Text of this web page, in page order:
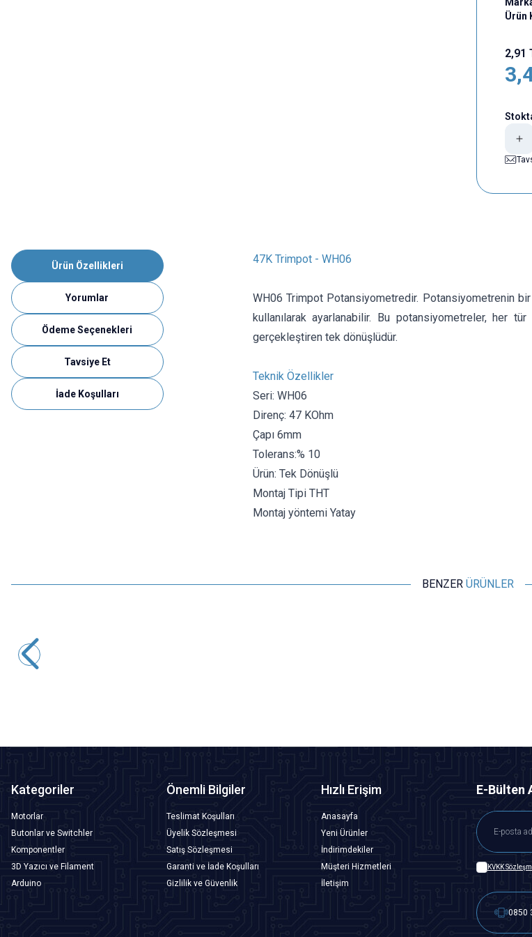
Ürün
2,91
Ürün Özellikleri
Yorumlar
Ödeme Seçenekleri
Tavsiye Et
İade Koşulları
47K Trimpot - WH06
WH06 Trimpot Potansiyometredir. Potansiyometrenin
kullanılarak ayarlanabilir. Bu potansiyometreler, her
gerçekleştiren tek dönüşlüdür.
Teknik Özellikler
Seri: WH06
Direnç: 47 KOhm
Çapı 6mm
Tolerans:% 10
Ürün: Tek Dönüşlü
Montaj Tipi THT
Montaj yöntemi Yatay
BENZER ÜRÜNLER
Kategoriler
Motorlar
Butonlar ve Switchler
Komponentler
3D Yazıcı ve Filament
Arduino
Önemli Bilgiler
Teslimat Koşulları
Üyelik Sözleşmesi
Satış Sözleşmesi
Garanti ve İade Koşulları
Gizlilik ve Güvenlik
Hızlı Erişim
Anasayfa
Yeni Ürünler
İndirimdekiler
Müşteri Hizmetleri
İletişim
E-Bülten
KVKK
0850